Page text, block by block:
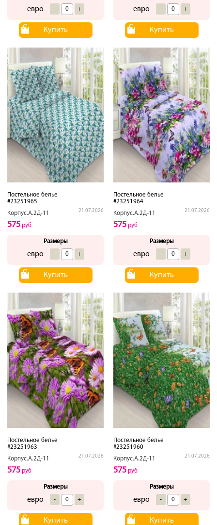
евро - +
Купить
евро - +
Купить
Постельное белье
#23251965
Корпус.А.2Д-11
21.07.2026
575 руб
Размеры
евро - +
Купить
Постельное белье
#23251964
Корпус.А.2Д-11
21.07.2026
575 руб
Размеры
евро - +
Купить
Постельное белье
#23251963
Корпус.А.2Д-11
21.07.2026
575 руб
Размеры
евро - +
Купить
Постельное белье
#23251960
Корпус.А.2Д-11
21.07.2026
575 руб
Размеры
евро - +
Купить